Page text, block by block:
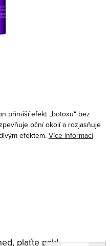
přináší efekt „botoxu“ bez
oční okolí a rozjasňuje
efektem. Více informací
plaťte pak!